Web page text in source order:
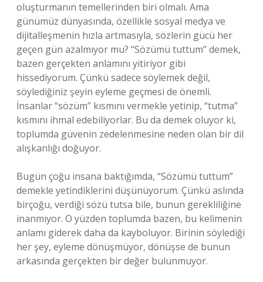
oluşturmanın temellerinden biri olmalı. Ama
günümüz dünyasında, özellikle sosyal medya ve
dijitalleşmenin hızla artmasıyla, sözlerin gücü her
geçen gün azalmıyor mu? “Sözümü tuttum” demek,
bazen gerçekten anlamını yitiriyor gibi
hissediyorum. Çünkü sadece söylemek değil,
söylediğiniz şeyin eyleme geçmesi de önemli.
İnsanlar “sözüm” kısmını vermekle yetinip, “tutma”
kısmını ihmal edebiliyorlar. Bu da demek oluyor ki,
toplumda güvenin zedelenmesine neden olan bir dil
alışkanlığı doğuyor.
Bugün çoğu insana baktığımda, “Sözümü tuttum”
demekle yetindiklerini düşünüyorum. Çünkü aslında
birçoğu, verdiği sözü tutsa bile, bunun gerekliliğine
inanmıyor. O yüzden toplumda bazen, bu kelimenin
anlamı giderek daha da kayboluyor. Birinin söylediği
her şey, eyleme dönüşmüyor, dönüşse de bunun
arkasında gerçekten bir değer bulunmuyor.